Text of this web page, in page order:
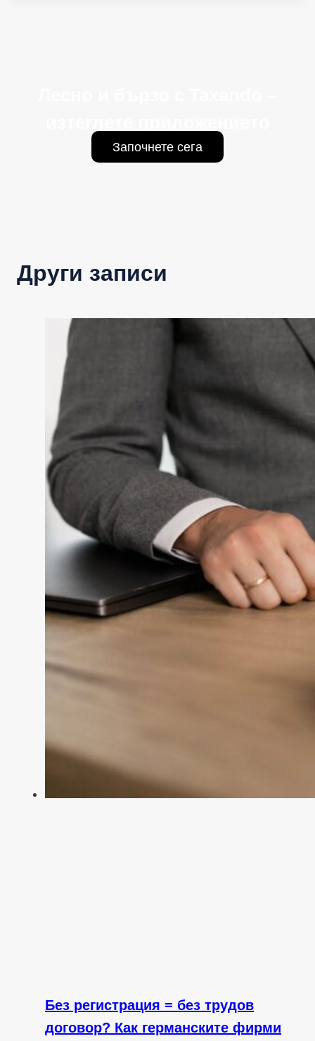
Започнете сега
Други записи
Без регистрация = без трудов
договор? Как германските фирми